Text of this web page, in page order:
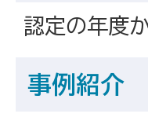
認定の年度
事例紹介